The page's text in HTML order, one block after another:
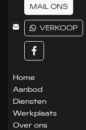
MAIL ONS
VERKOOP
Home
Aanbod
Diensten
Werkplaats
Over ons